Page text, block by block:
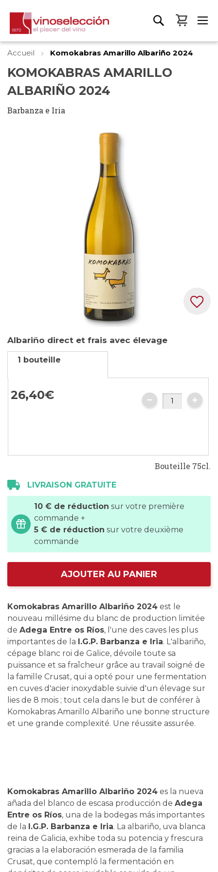
Mon
Accueil Komokabras Amarillo Albariño 2024
KOMOKABRAS AMARILLO
ALBARIÑO 2024
Barbanza e Iria
to
the
of
the
images
Albariño direct et frais avec élevage
1 bouteille
26,40€
Bouteille 75cl.
LIVRAISON GRATUITE
10 € de réduction sur votre première
commande +
5 € de réduction sur votre deuxième
commande
AJOUTER AU PANIER
Komokabras Amarillo Albariño 2024 est le
nouveau millésime du blanc de production limitée
de Adega Entre os Ríos, l'une des caves les plus
importantes de la I.G.P. Barbanza e Iria. L'albariño,
cépage blanc roi de Galice, dévoile toute sa
puissance et sa fraîcheur grâce au travail soigné de
la famille Crusat, qui a opté pour une fermentation
en cuves d'acier inoxydable suivie d'un élevage sur
lies de 8 mois ; tout cela dans le but de conférer à
Komokabras Amarillo Albariño une bonne structure
et une grande complexité. Une réussite assurée.
Komokabras Amarillo Albariño 2024 es la nueva
añada del blanco de escasa producción de Adega
Entre os Ríos, una de la bodegas más importantes
de la I.G.P. Barbanza e Iria. La albariño, uva blanca
reina de Galicia, exhibe toda su potencia y frescura
gracias a la elaboración esmerada de la familia
Crusat, que contempló la fermentación en